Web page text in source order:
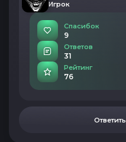
Игрок
Спасибок
9
Ответов
31
Рейтинг
76
Ответить